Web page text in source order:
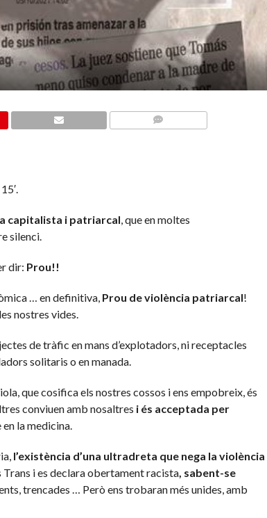
capitalista i patriarcal, que en moltes
silenci.
dir: Prou​​!!
… en definitiva, Prou de violència patriarcal!
nostres vides.
de tràfic en mans d’explotadors, ni receptacles
solitaris o en manada.
que cosifica els nostres cossos i ens empobreix, és
conviuen amb nosaltres i és acceptada per
la medicina.
l’existència d’una ultradreta que nega la violència
Trans i es declara obertament racista, sabent-se
trencades … Però ens trobaran més unides, amb